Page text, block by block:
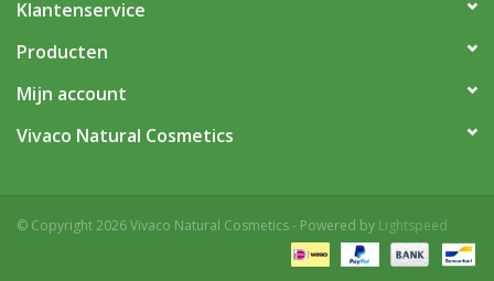
Klantenservice
Producten
Mijn account
Vivaco Natural Cosmetics
© Copyright 2026 Vivaco Natural Cosmetics - Powered by Lightspeed